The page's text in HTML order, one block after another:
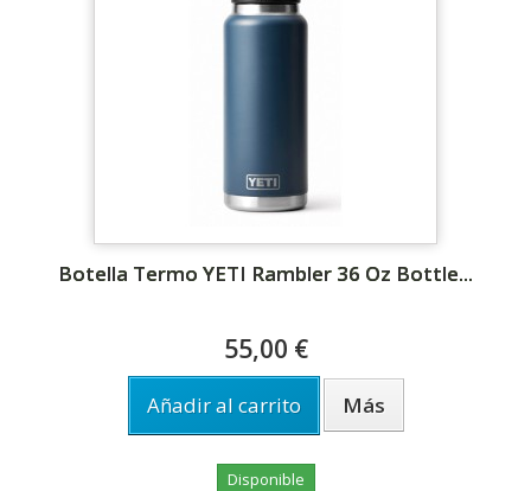
Botella Termo YETI Rambler 36 Oz Bottle...
55,00 €
Añadir al carrito Más
Disponible